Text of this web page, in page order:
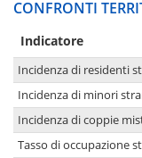
CONFRONTI
Indicatore
Incidenza di residenti
Incidenza di minori
Incidenza di coppie
Tasso di occupazione